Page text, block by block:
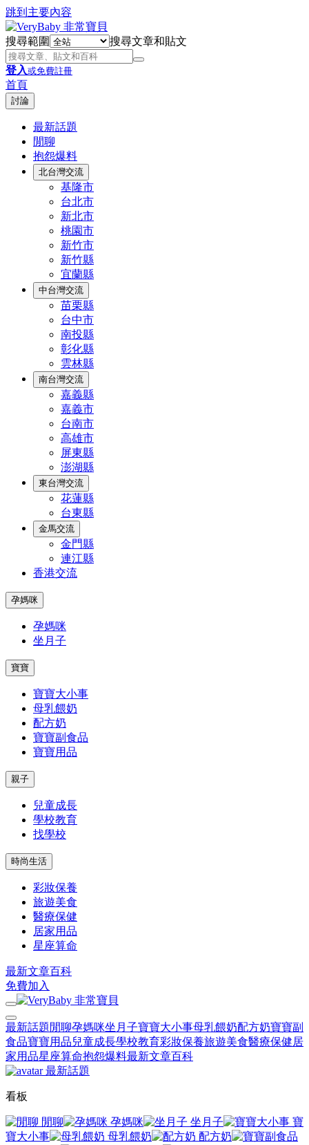
跳到主要內容
搜尋範圍 搜尋文章和貼文
登入或免費註冊
首頁
討論
最新話題
閒聊
抱怨爆料
北台灣交流
基隆市
台北市
新北市
桃園市
新竹市
新竹縣
宜蘭縣
中台灣交流
苗栗縣
台中市
南投縣
彰化縣
雲林縣
南台灣交流
嘉義縣
嘉義市
台南市
高雄市
屏東縣
澎湖縣
東台灣交流
花蓮縣
台東縣
金馬交流
金門縣
連江縣
香港交流
孕媽咪
孕媽咪
坐月子
寶寶
寶寶大小事
母乳餵奶
配方奶
寶寶副食品
寶寶用品
親子
兒童成長
學校教育
找學校
時尚生活
彩妝保養
旅遊美食
醫療保健
居家用品
星座算命
最新文章百科
免費加入
最新話題 閒聊孕媽咪坐月子寶寶大小事母乳餵奶配方奶寶寶副
食品寶寶用品兒童成長學校教育彩妝保養旅遊美食醫療保健居
家用品星座算命抱怨爆料最新文章百科
最新話題
看板
閒聊 孕媽咪 坐月子
寶
寶大小事
母乳餵奶
配方奶